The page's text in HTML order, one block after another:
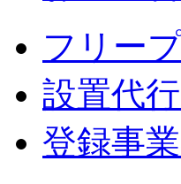
フリー
設置代
登録事